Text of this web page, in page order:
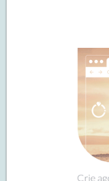
SIDEBAR